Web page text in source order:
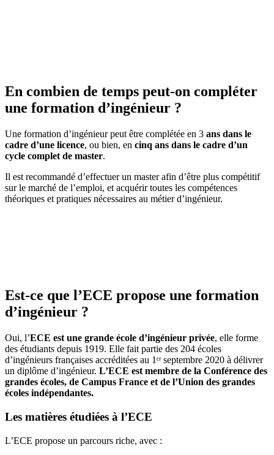
En combien de temps peut-on compléter
une formation d’ingénieur ?
Une formation d’ingénieur peut être complétée en 3 ans dans le
cadre d’une licence, ou bien, en cinq ans dans le cadre d’un
cycle complet de master.
Il est recommandé d’effectuer un master afin d’être plus compétitif
sur le marché de l’emploi, et acquérir toutes les compétences
théoriques et pratiques nécessaires au métier d’ingénieur.
Est-ce que l’ECE propose une formation
d’ingénieur ?
Oui, l’ECE est une grande école d’ingénieur privée, elle forme
des étudiants depuis 1919. Elle fait partie des 204 écoles
d’ingénieurs françaises accréditées au 1ᵉʳ septembre 2020 à délivrer
un diplôme d’ingénieur. L’ECE est membre de la Conférence des
grandes écoles, de Campus France et de l’Union des grandes
écoles indépendantes.
Les matières étudiées à l’ECE
L’ECE propose un parcours riche, avec :